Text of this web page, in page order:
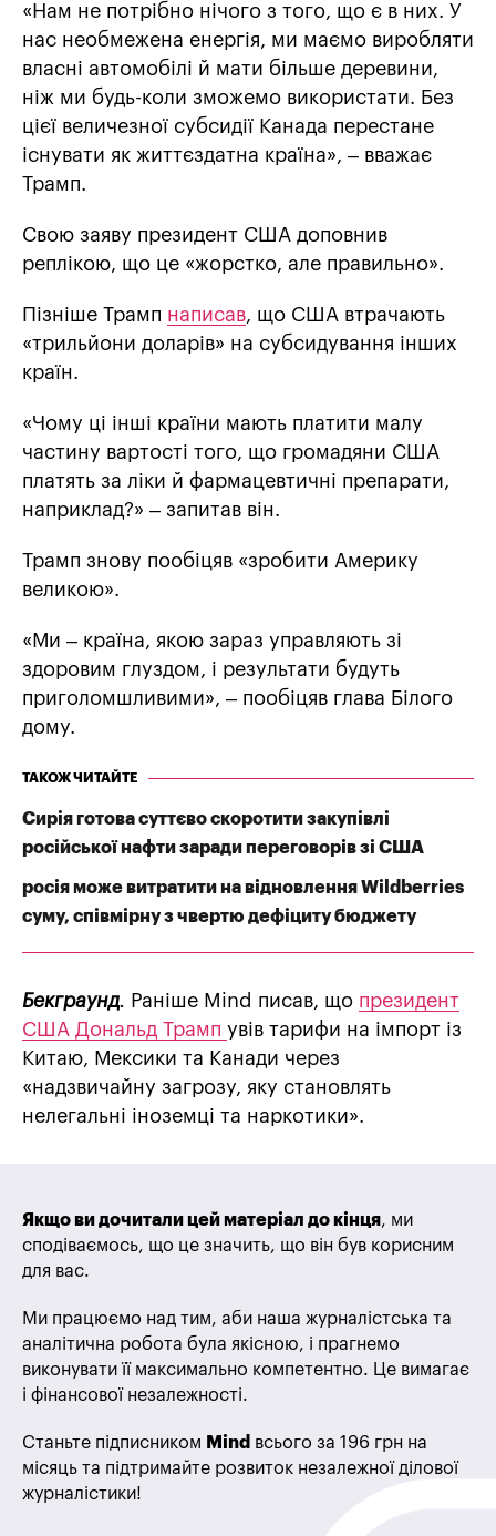
«Нам не потрібно нічого з того, що є в них. У
нас необмежена енергія, ми маємо виробляти
власні автомобілі й мати більше деревини,
ніж ми будь-коли зможемо використати. Без
цієї величезної субсидії Канада перестане
існувати як життєздатна країна», – вважає
Трамп.
Свою заяву президент США доповнив
реплікою, що це «жорстко, але правильно».
Пізніше Трамп написав, що США втрачають
«трильйони доларів» на субсидування інших
країн.
«Чому ці інші країни мають платити малу
частину вартості того, що громадяни США
платять за ліки й фармацевтичні препарати,
наприклад?» – запитав він.
Трамп знову пообіцяв «зробити Америку
великою».
«Ми – країна, якою зараз управляють зі
здоровим глуздом, і результати будуть
приголомшливими», – пообіцяв глава Білого
дому.
ТАКОЖ ЧИТАЙТЕ
Сирія готова суттєво скоротити закупівлі
російської нафти заради переговорів зі США
росія може витратити на відновлення Wildberries
суму, співмірну з чвертю дефіциту бюджету
Бекграунд. Раніше Mind писав, що президент
США Дональд Трамп увів тарифи на імпорт із
Китаю, Мексики та Канади через
«надзвичайну загрозу, яку становлять
нелегальні іноземці та наркотики».
Якщо ви дочитали цей матеріал до кінця, ми
сподіваємось, що це значить, що він був корисним
для вас.
Ми працюємо над тим, аби наша журналістська та
аналітична робота була якісною, і прагнемо
виконувати її максимально компетентно. Це вимагає
і фінансової незалежності.
Станьте підписником Mind всього за 196 грн на
місяць та підтримайте розвиток незалежної ділової
журналістики!